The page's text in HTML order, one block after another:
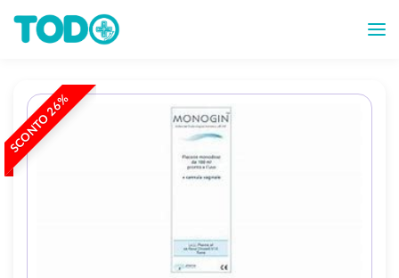
SCONTO 26%